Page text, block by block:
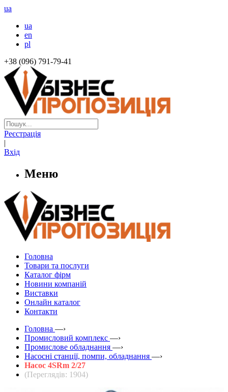
ua
ua
en
pl
+38 (096) 791-79-41
Реєстрація
|
Вхід
Меню
Головна
Товари та послуги
Каталог фірм
Новини компаній
Виставки
Онлайн каталог
Контакти
Головна —›
Промисловий комплекс —›
Промислове обладнання —›
Насосні станції, помпи, обладнання —›
Насос 4SRm 2/27
(Переглядів: 1904)